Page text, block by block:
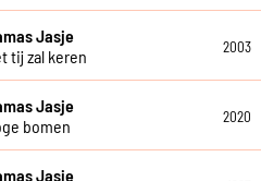
Jasje
tij zal keren
2003
Jasje
bomen
2020
Jasje